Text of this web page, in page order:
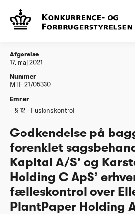
Afgørelser
og Karsten Ree
Ellepot AS og
Afgørelse
17. maj 2021
Nummer
MTF-21/05330
Emner
§ 12 - Fusionskontrol
Godkendelse på
forenklet
Kapital A/S’ og
Holding C ApS’
fælleskontrol over
PlantPaper Holding